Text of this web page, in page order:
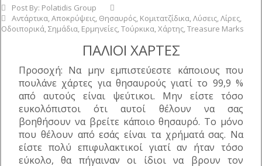
Post By: Polatidis Group
Αντάρτικα,Αποκρύψεις, Θησαυρός, Κομιτατζίδικα,Λύσεις,Λίρες,
Οδοιπορικά,Σημάδια, Ερμηνείες,Τούρκικα,Χάρτης,Treasure Marks
ΠΑΛΙΟΙ ΧΑΡΤΕΣ
Προσοχή: Να μην εμπιστεύεστε κάποιους που
πουλάνε χάρτες για θησαυρούς γιατί το 99,9 %
από αυτούς είναι ψεύτικοι. Μην είστε τόσο
ευκολόπιστοι ότι αυτοί θέλουν να σας
βοηθήσουν να βρείτε κάποιο θησαυρό. Το μόνο
που θέλουν από εσάς είναι τα χρήματά σας. Να
είστε πολύ επιφυλακτικοί γιατί αν ήταν τόσο
εύκολο, θα πήγαιναν οι ίδιοι να βρουν τον